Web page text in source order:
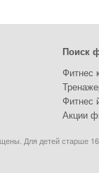
Поиск
Фитнес
Фитнес
Акции
Для детей старше 16